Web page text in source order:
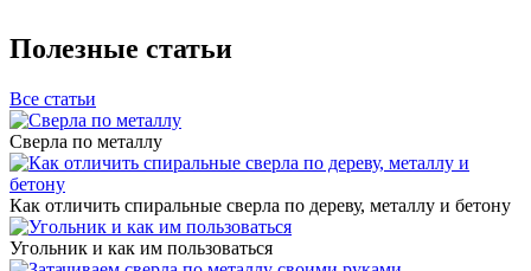
Полезные статьи
Все статьи
Сверла по металлу
Как отличить спиральные сверла по дереву, металлу и бетону
Угольник и как им пользоваться